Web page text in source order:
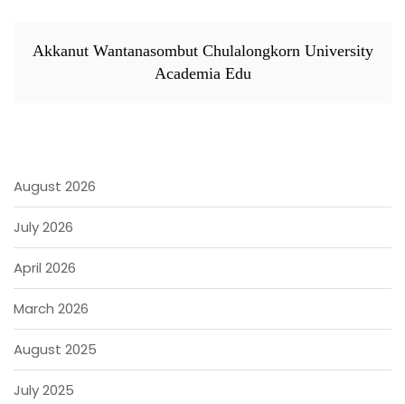
Akkanut Wantanasombut Chulalongkorn University
Academia Edu
August 2026
July 2026
April 2026
March 2026
August 2025
July 2025